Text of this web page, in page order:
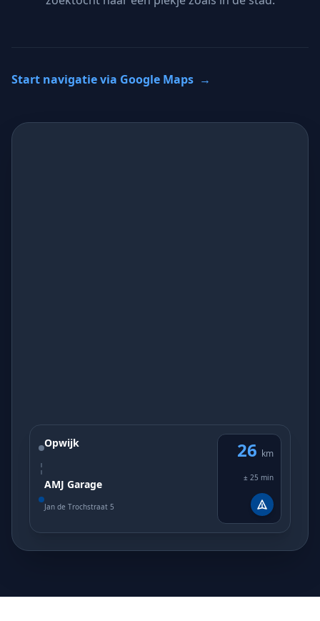
Start navigatie via Google Maps →
Opwijk
AMJ Garage
Jan de Trochstraat 5
26 km
± 25 min